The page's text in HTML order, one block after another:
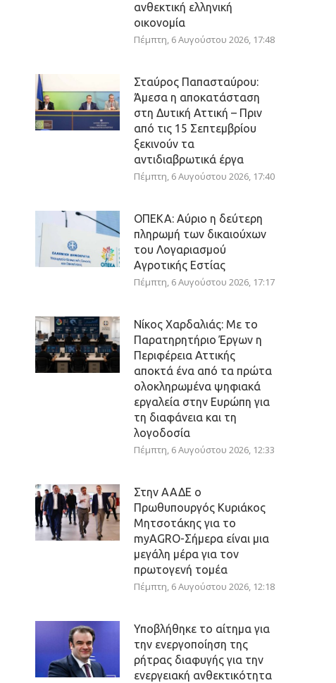
ανθεκτική ελληνική
οικονομία
Πέμπτη, 6 Αυγούστου 2026, 17:48
Σταύρος Παπασταύρου:
Άμεσα η αποκατάσταση
στη Δυτική Αττική – Πριν
από τις 15 Σεπτεμβρίου
ξεκινούν τα
αντιδιαβρωτικά έργα
Πέμπτη, 6 Αυγούστου 2026, 17:40
ΟΠΕΚΑ: Αύριο η δεύτερη
πληρωμή των δικαιούχων
του Λογαριασμού
Αγροτικής Εστίας
Πέμπτη, 6 Αυγούστου 2026, 17:17
Νίκος Χαρδαλιάς: Με το
Παρατηρητήριο Έργων η
Περιφέρεια Αττικής
αποκτά ένα από τα πρώτα
ολοκληρωμένα ψηφιακά
εργαλεία στην Ευρώπη για
τη διαφάνεια και τη
λογοδοσία
Πέμπτη, 6 Αυγούστου 2026, 12:33
Στην ΑΑΔΕ ο
Πρωθυπουργός Κυριάκος
Μητσοτάκης για το
myAGRO-Σήμερα είναι μια
μεγάλη μέρα για τον
πρωτογενή τομέα
Πέμπτη, 6 Αυγούστου 2026, 12:18
Υποβλήθηκε το αίτημα για
την ενεργοποίηση της
ρήτρας διαφυγής για την
ενεργειακή ανθεκτικότητα